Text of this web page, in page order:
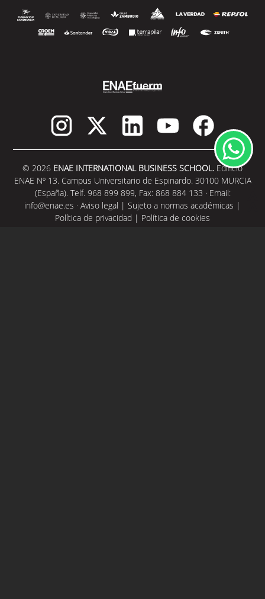
© 2026 ENAE INTERNATIONAL BUSINESS SCHOOL. Edificio
ENAE Nº 13. Campus Universitario de Espinardo. 30100 MURCIA
(España). Telf. 968 899 899, Fax: 868 884 133 · Email:
info@enae.es · Aviso legal | Sujeto a normas académicas |
Política de privacidad | Política de cookies